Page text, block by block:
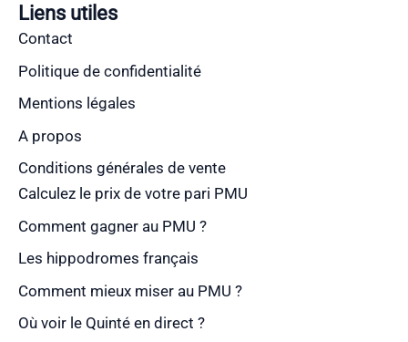
Liens utiles
Contact
Politique de confidentialité
Mentions légales
A propos
Conditions générales de vente
Calculez le prix de votre pari PMU
Comment gagner au PMU ?
Les hippodromes français
Comment mieux miser au PMU ?
Où voir le Quinté en direct ?